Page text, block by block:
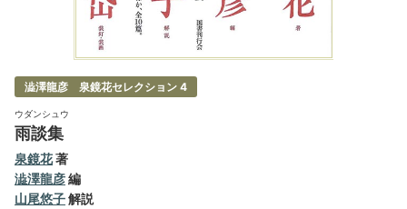
澁澤龍彦 泉鏡花セレクション 4
ウダンシュウ
雨談集
泉鏡花著
澁澤龍彦編
山尾悠子解説